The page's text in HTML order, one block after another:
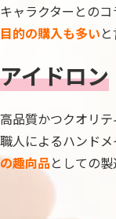
キャラクターとの
目的の購入も多い
アイドロン
高品質かつクオリテ
職人によるハンド
の趣向品としての製